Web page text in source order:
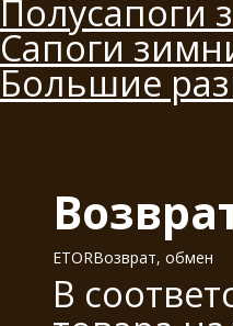
Полусапоги
Сапоги
Большие
ETORВозврат, обмен
В